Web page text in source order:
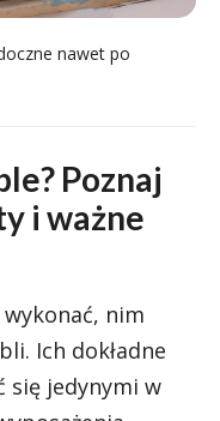
nawet po
Poznaj
i ważne
nim
Ich dokładne
się jedynymi w